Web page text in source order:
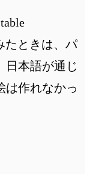
たときは、パ
日本語が通じ
は作れなかっ